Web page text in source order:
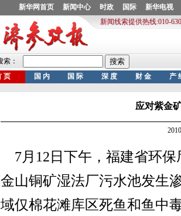
应对紫金
7月12日下午，福建省环保
金山铜矿湿法厂污水池发生
域仅棉花滩库区死鱼和鱼中